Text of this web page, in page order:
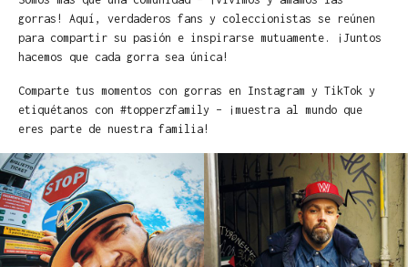
gorras! Aquí, verdaderos fans y coleccionistas se reúnen
para compartir su pasión e inspirarse mutuamente. ¡Juntos
hacemos que cada gorra sea única!
Comparte tus momentos con gorras en Instagram y TikTok y
etiquétanos con #topperzfamily – ¡muestra al mundo que
eres parte de nuestra familia!